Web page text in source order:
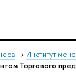
→ Институт
Торгового